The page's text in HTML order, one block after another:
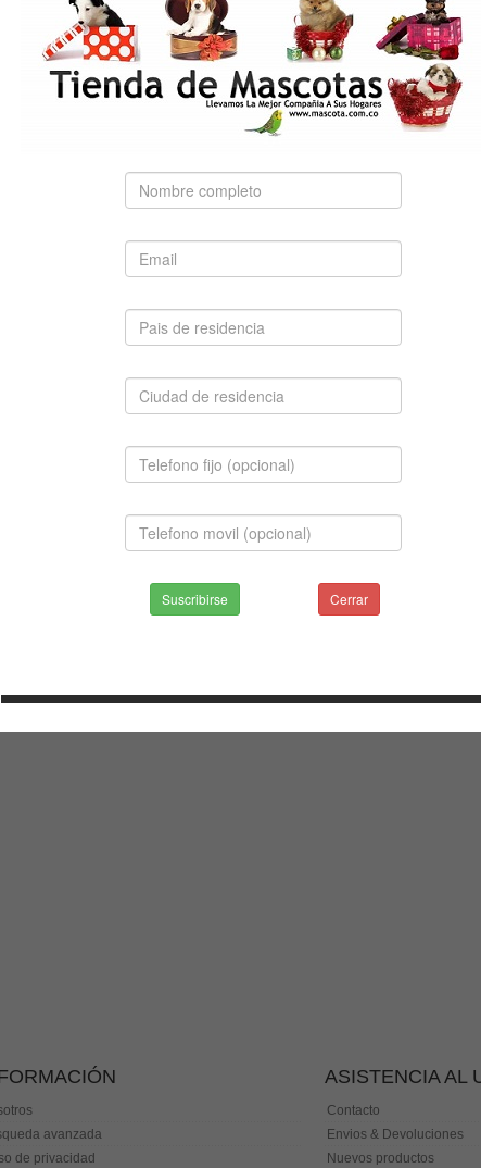
WRITE REVIEW AGREGAR AL CARRITO
avanzada
de privacidad
ASISTENCIA AL
Contacto
Envios & Devoluciones
Nuevos productos
Suscribirse Cerrar